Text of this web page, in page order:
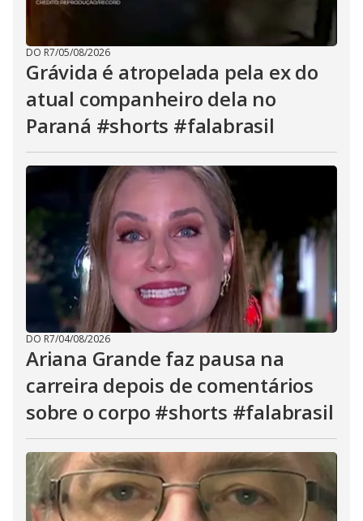
DO R7/05/08/2026
Grávida é atropelada pela ex do
atual companheiro dela no
Paraná #shorts #falabrasil
DO R7/04/08/2026
Ariana Grande faz pausa na
carreira depois de comentários
sobre o corpo #shorts #falabrasil